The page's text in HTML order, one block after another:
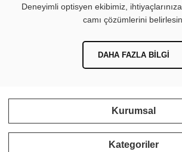
Deneyimli optisyen ekibimiz,
camı çözümlerini belirlesin.
DAHA FAZLA BILGI
Kurumsal
Kategoriler